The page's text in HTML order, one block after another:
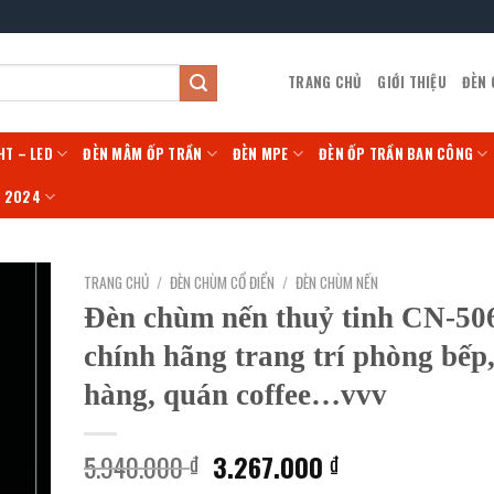
TRANG CHỦ GIỚI THIỆU ĐÈN
– LED ĐÈN MÂM ỐP TRẦN ĐÈN MPE ĐÈN ỐP TRẦN BAN CÔNG
2024
TRANG CHỦ / ĐÈN CHÙM CỔ ĐIỂN / ĐÈN CHÙM NẾN
Đèn chùm nến thuỷ tinh CN-
chính hãng trang trí phòng
hàng, quán coffee…vvv
5.940.000₫ Giá
3.267.000₫Giá